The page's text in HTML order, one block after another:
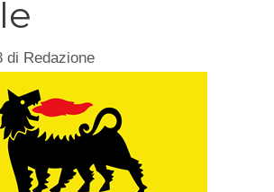
di Redazione